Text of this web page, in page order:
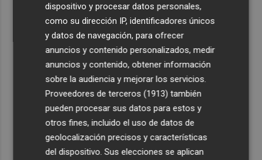
Recibe toda la actualidad de
Plaza Podcast en tu correo
Quiero suscribirme
dispositivo y procesar datos personales,
como su dirección IP, identificadores únicos
y datos de navegación, para ofrecer
anuncios y contenido personalizados, medir
anuncios y contenido, obtener información
sobre la audiencia y mejorar los servicios.
Proveedores de terceros (1913) también
pueden procesar sus datos para estos y
otros fines, incluido el uso de datos de
geolocalización precisos y características
del dispositivo. Sus elecciones se aplican